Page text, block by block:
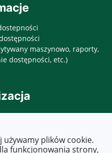
maszynowo, raporty,
dostępności, etc.)
3
plików cookie.
funkcjonowania strony,